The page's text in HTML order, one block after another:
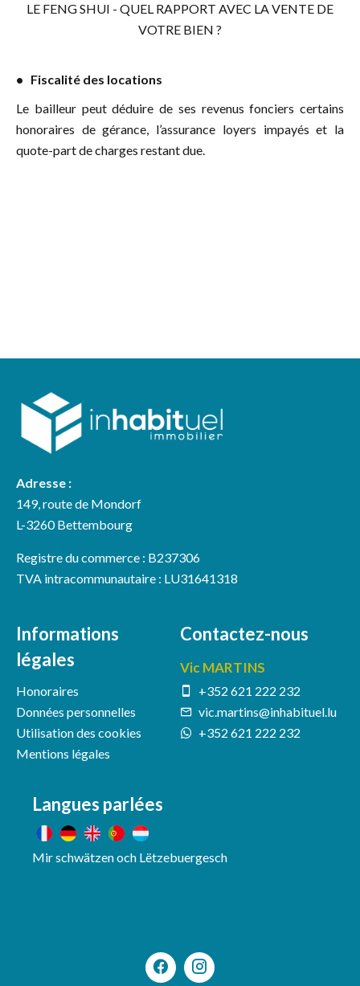
LE FENG SHUI - QUEL RAPPORT AVEC LA VENTE DE
VOTRE BIEN ?
• Fiscalité des locations
Le bailleur peut déduire de ses revenus fonciers certains
honoraires de gérance, l’assurance loyers impayés et la
quote-part de charges restant due.
Adresse :
149, route de Mondorf
L-3260 Bettembourg
Registre du commerce : B237306
TVA intracommunautaire : LU31641318
Informations
légales
Honoraires
Données personnelles
Utilisation des cookies
Mentions légales
Contactez-nous
Vic MARTINS
+352 621 222 232
vic.martins@inhabituel.lu
+352 621 222 232
Langues parlées
Mir schwätzen och Lëtzebuergesch